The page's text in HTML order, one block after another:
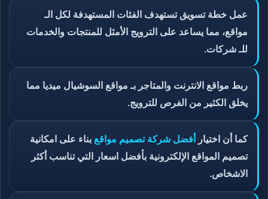
عمل خطة تسويق تستهدف الفئات المستهدفة لكل الـ
مواقع، مما يساعد على الترويج الأمثل للمنتجات والخدمات
للـ شركات.
ربط مواقع الانترنت والمتاجر بـ مواقع السوشيال ميديا مما
يخلق الكثير من الفرص للترويج.
كما أن اختيار أفضل شركة تصميم مواقع بناء على امكانية
تصميم المواقع الإلكترونية بأفضل اسعار التي تناسب أكثر
الاشخاص.